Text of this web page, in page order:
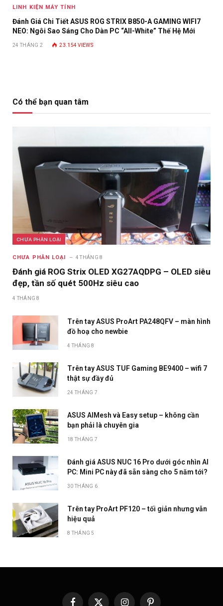
LINH KIỆN MÁY TÍNH
Đánh Giá Chi Tiết ASUS ROG STRIX B850-A GAMING WIFI7
NEO: Ngôi Sao Sáng Cho Dàn PC “All-White” Thế Hệ Mới
24 THÁNG 2 23.154VIEWS
Có thể bạn quan tâm
CHƯA PHÂN LOẠI
CHƯA PHÂN LOẠI 4 THÁNG 8
Đánh giá ROG Strix OLED XG27AQDPG – OLED siêu
đẹp, tần số quét 500Hz siêu cao
4 THÁNG 8
Trên tay ASUS ProArt PA248QFV – màn hình
đồ hoạ cho newbie
4 THÁNG 8
Trên tay ASUS TUF Gaming BE9400 – wifi 7
thật sự đầy đủ
24 THÁNG 7
ASUS AIMesh và Easy setup – không cần
bạn phải là chuyên gia
18 THÁNG 7
Đánh giá ASUS NUC 16 Pro dưới góc nhìn AI
PC: Mini PC này đã sẵn sàng cho 5 năm tới?
30 THÁNG 6
Trên tay ProArt PF120 – tối giản nhưng vẫn
hiệu quả
8 THÁNG 5